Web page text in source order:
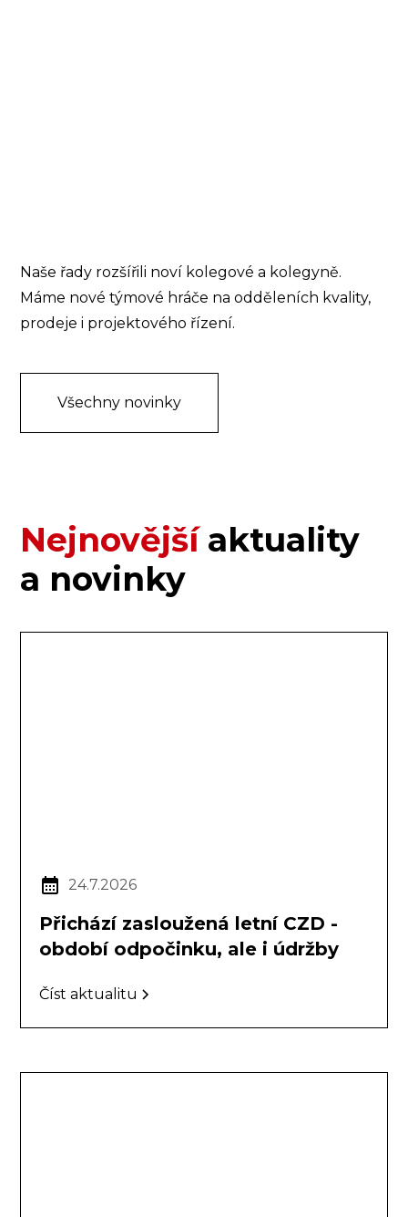
Naše řady rozšířili noví kolegové a kolegyně.
Máme nové týmové hráče na odděleních kvality,
prodeje i projektového řízení.
Všechny novinky
Nejnovějšíaktuality
a novinky
24.7.2026
Přichází zasloužená letní CZD -
období odpočinku, ale i údržby
Číst aktualitu